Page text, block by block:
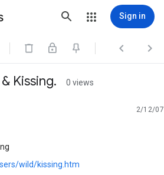
Sign in
  
Kissing. 0 views
2/12/07
wild/kissing.htm